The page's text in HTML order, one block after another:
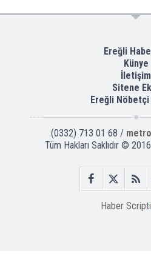
Ereğli
Künye
İletişim
Sitene
Ereğli Nöbetçi
(0332) 713 01 68 /
Tüm Hakları Saklıdır ©
Haber Scripti